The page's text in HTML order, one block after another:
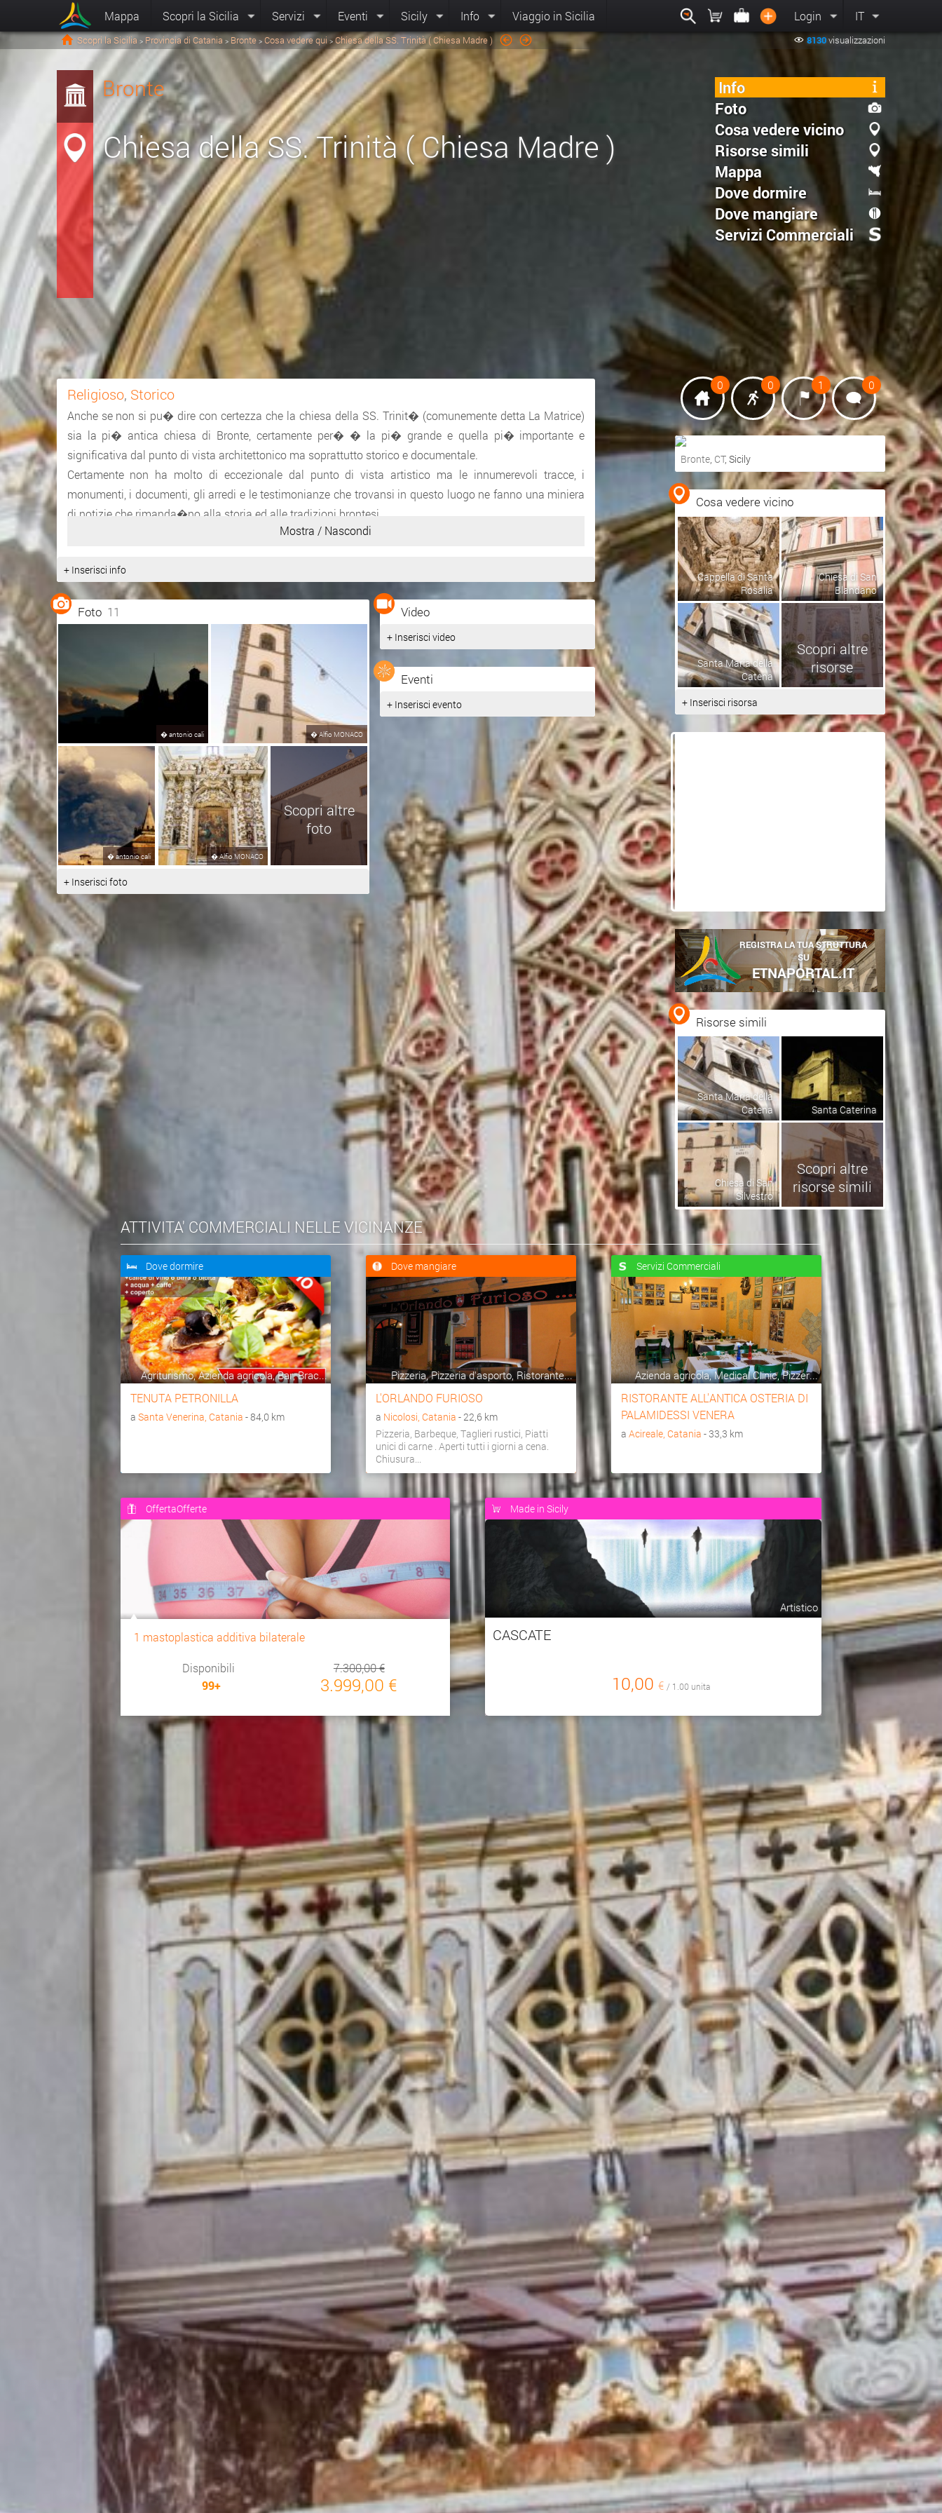
Mappa Scopri la Sicilia Servizi Eventi Sicily Info Viaggio in Sicilia Login IT
Scopri la Sicilia > Provincia di Catania > Bronte > Cosa vedere qui > Chiesa della SS. Trinità ( Chiesa Madre ) 8130visualizzazioni
Bronte
Chiesa della SS. Trinità ( Chiesa Madre )
Info
Foto
Cosa vedere vicino
Risorse simili
Mappa
Dove dormire
Dove mangiare
Servizi Commerciali
Religioso, Storico
Anche se non si pu� dire con certezza che la chiesa della SS. Trinit� (comunemente detta La Matrice)
sia la pi� antica chiesa di Bronte, certamente per� � la pi� grande e quella pi� importante e
significativa dal punto di vista architettonico ma soprattutto storico e documentale.
Certamente non ha molto di eccezionale dal punto di vista artistico ma le innumerevoli tracce, i
monumenti, i documenti, gli arredi e le testimonianze che trovansi in questo luogo ne fanno una miniera
di notizie che rimanda�no alla storia ed alle tradizioni brontesi.
Mostra / Nascondi
+ Inserisci info
Foto 11
�antonio cali �Alfio MONACO
�antonio cali �Alfio MONACO
Scopri altre
foto
+ Inserisci foto
Video
+ Inserisci video
Eventi
+ Inserisci evento
0 0 1 0
Ottieni indicazioni stradali
Visualizza mappa
Bronte, CT, Sicily
Cosa vedere vicino
Cappella di Santa
Rosalia
Chiesa di San
Blandano
Santa Maria della
Catena
Scopri altre
risorse
+ Inserisci risorsa
REGISTRA LA TUA STRUTTURA
SU
ETNAPORTAL.IT
Risorse simili
Santa Maria della
Catena
Santa Caterina
Chiesa di San
Silvestro
Scopri altre
risorse simili
ATTIVITA' COMMERCIALI NELLE VICINANZE
Dove dormire
Agriturismo, Azienda agricola, Bar, Brac...
TENUTA PETRONILLA
a Santa Venerina, Catania - 84,0 km
Dove mangiare
Pizzeria, Pizzeria d'asporto, Ristorante...
L'ORLANDO FURIOSO
a Nicolosi, Catania - 22,6 km
Pizzeria, Barbeque, Taglieri rustici, Piatti
unici di carne . Aperti tutti i giorni a cena.
Chiusura...
Servizi Commerciali
Azienda agricola, Medical Clinic, Pizzer...
RISTORANTE ALL'ANTICA OSTERIA DI
PALAMIDESSI VENERA
a Acireale, Catania - 33,3 km
OffertaOfferte
1 mastoplastica additiva bilaterale
Disponibili
99+
7.300,00 €
3.999,00 €
Made in Sicily
Artistico
CASCATE
10,00 € / 1.00 unita